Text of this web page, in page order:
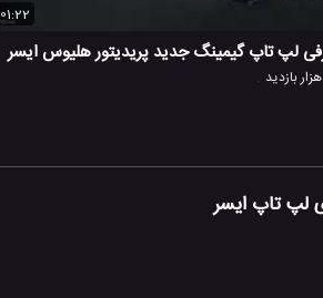
01:22
لپ تاپ گیمینگ جدید پریدیتور هلیوس ایسر
لپ تاپ ایسر